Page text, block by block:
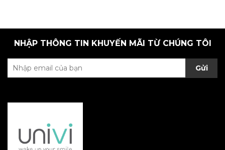
NHẬP THÔNG TIN KHUYẾN MÃI TỪ CHÚNG TÔI
Gửi